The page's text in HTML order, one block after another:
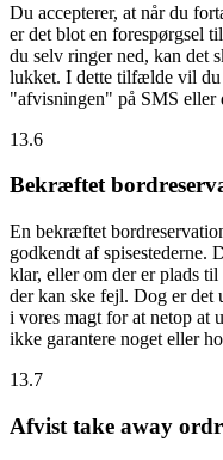
Du accepterer, at når du
er det blot en forespørgsel
du selv ringer ned, kan det
lukket. I dette tilfælde vil
"afvisningen" på SMS eller
13.6
Bekræftet
En bekræftet
godkendt af spisestederne.
klar, eller om der er plads til
der kan ske fejl. Dog er det
i vores magt for at netop at
ikke garantere noget eller
13.7
Afvist take away